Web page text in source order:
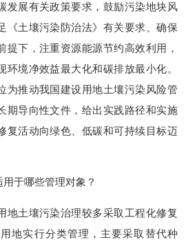
发展有关政策要求，鼓励污染地块风
《土壤污染防治法》有关要求、确保
提下，注重资源能源节约高效利用，
环境净效益最大化和碳排放最小化。
为推动我国建设用地土壤污染风险管
期导向性文件，给出实践路径和实施
复活动向绿色、低碳和可持续目标迈
于哪些管理对象？
土壤污染治理较多采取工程化修复
地实行分类管理，主要采取替代种